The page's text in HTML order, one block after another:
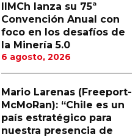
IIMCh lanza su 75ª
Convención Anual con
foco en los desafíos de
la Minería 5.0
6 agosto, 2026
Mario Larenas (Freeport-
McMoRan): “Chile es un
país estratégico para
nuestra presencia de